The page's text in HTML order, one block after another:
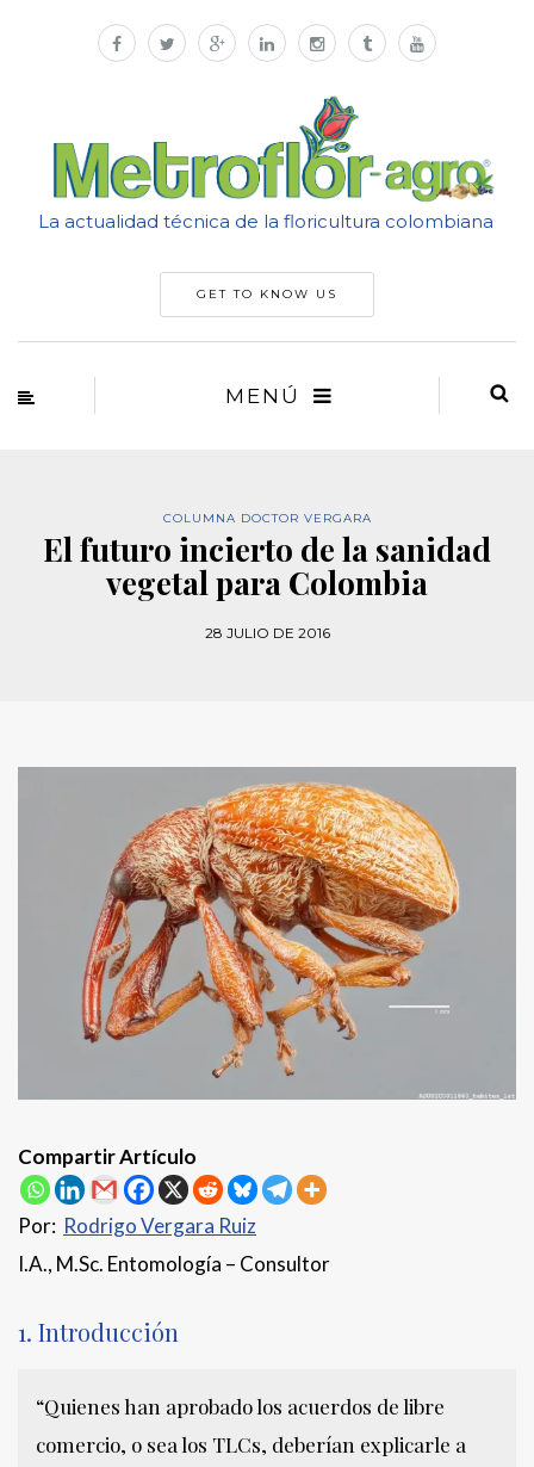
La actualidad técnica de la floricultura colombiana
GET TO KNOW US
MENÚ
COLUMNA DOCTOR VERGARA
El futuro incierto de la sanidad
vegetal para Colombia
28 JULIO DE 2016
Compartir Artículo
Por: Rodrigo Vergara Ruiz
I.A., M.Sc. Entomología – Consultor
1. Introducción
“Quienes han aprobado los acuerdos de libre
comercio, o sea los TLCs, deberían explicarle a